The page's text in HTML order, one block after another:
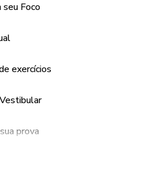
seu Foco
exercícios
prova